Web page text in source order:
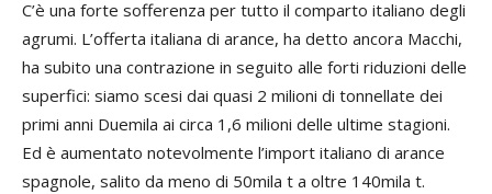
C’è una forte sofferenza per tutto il comparto italiano degli
agrumi. L’offerta italiana di arance, ha detto ancora Macchi,
ha subito una contrazione in seguito alle forti riduzioni delle
superfici: siamo scesi dai quasi 2 milioni di tonnellate dei
primi anni Duemila ai circa 1,6 milioni delle ultime stagioni.
Ed è aumentato notevolmente l’import italiano di arance
spagnole, salito da meno di 50mila t a oltre 140mila t.